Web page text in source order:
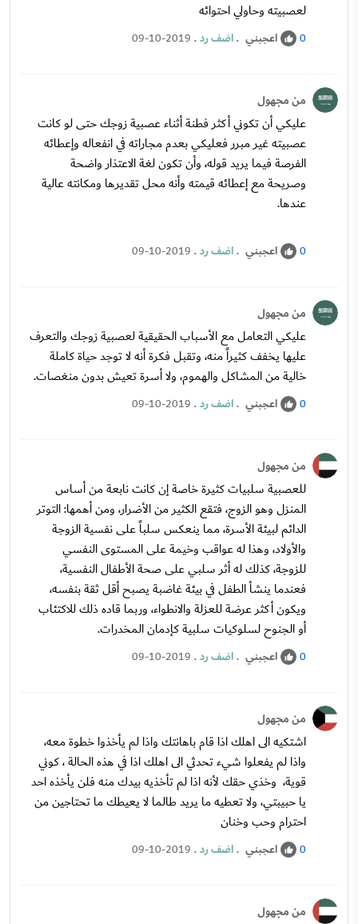
لعصبيته وحاولي احتوائه
0 اعجبني .اضف رد.
09-10-2019
من مجهول
عليكي أن تكوني أكثر فطنة أثناء عصبية زوجك حتى لو كانت
عصبيته غير مبرر فعليكي بعدم مجاراته في انفعاله وإعطائه
الفرصة فيما يريد قوله، وأن تكون لغة الاعتذار واضحة
وصريحة مع إعطائه قيمته وأنه محل تقديرها ومكانته عالية
عندها.
0 اعجبني .اضف رد.
09-10-2019
من مجهول
عليكي التعامل مع الأسباب الحقيقية لعصبية زوجك والتعرف
عليها يخفف كثيراً منه، وتقبل فكرة أنه لا توجد حياة كاملة
خالية من المشاكل والهموم، ولا أسرة تعيش بدون منغصات.
0 اعجبني .اضف رد.
09-10-2019
من مجهول
للعصبية سلبيات كثيرة خاصة إن كانت نابعة من أساس
المنزل وهو الزوج، فتقع الكثير من الأضرار، ومن أهمها: التوتر
الدائم لبيئة الأسرة، مما ينعكس سلباً على نفسية الزوجة
والأولاد، وهذا له عواقب وخيمة على المستوى النفسي
للزوجة، كذلك له أثر سلبي على صحة الأطفال النفسية،
فعندما ينشأ الطفل في بيئة غاضبة يصبح أقل ثقة بنفسه،
ويكون أكثر عرضة للعزلة والانطواء، وربما قاده ذلك للاكتئاب
أو الجنوح لسلوكيات سلبية كإدمان المخدرات.
0 اعجبني .اضف رد.
09-10-2019
من مجهول
اشتكيه الى اهلك اذا قام باهانتك واذا لم يأخذوا خطوة معه،
واذا لم يفعلوا شيء تحدثي الى اهلك اذا في هذه الحالة ، كوني
قوية، وخذي حقك لأنه اذا لم تأخذيه بيدك منه فلن يأخذه احد
يا حبيبتي، ولا تعطيه ما يريد طالما لا يعيطك ما تحتاجين من
احترام وحب وخنان
0 اعجبني .اضف رد.
09-10-2019
من مجهول